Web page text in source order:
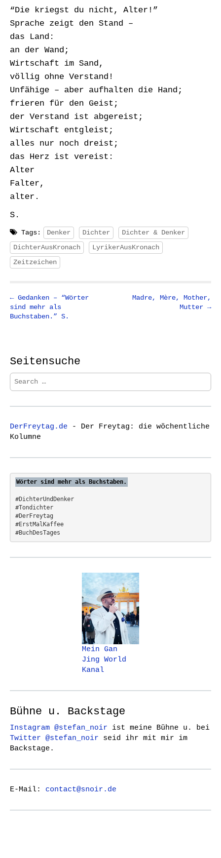
“Die kriegst du nicht, Alter!”
Sprache zeigt den Stand –
das Land:
an der Wand;
Wirtschaft im Sand,
völlig ohne Verstand!
Unfähige – aber aufhalten die Hand;
frieren für den Geist;
der Verstand ist abgereist;
Wirtschaft entgleist;
alles nur noch dreist;
das Herz ist vereist:
Alter
Falter,
alter.
S.
Tags: Denker Dichter
Dichter & Denker
DichterAusKronach
LyrikerAusKronach
Zeitzeichen
P
o
a
v
i
t
i
← Gedanken – “Wörter
sind mehr als
Buchstaben.” S.
Madre, Mère, Mother,
Mutter →
Seitensuche
S
e
r
h
f
r
DerFreytag.de - Der Freytag: die wöchentliche
Kolumne
Wörter sind mehr als Buchstaben.
#DichterUndDenker
#Tondichter
#DerFreytag
#ErstMalKaffee
#BuchDesTages
Mein Gan
Jing World
Kanal
Bühne u. Backstage
Instagram @stefan_noir ist meine Bühne u. bei
Twitter @stefan_noir seid ihr mit mir im
Backstage.
E-Mail: contact@snoir.de